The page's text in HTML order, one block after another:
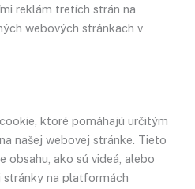
reklám tretích strán na
webových stránkach v
ktoré pomáhajú určitým
našej webovej stránke. Tieto
obsahu, ako sú videá, alebo
stránky na platformách